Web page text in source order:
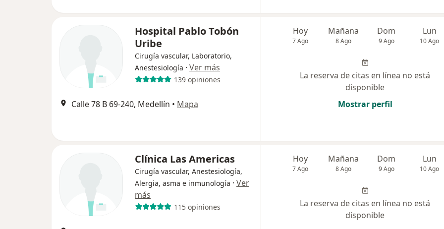
Hospital Pablo Tobón
Uribe
Cirugía vascular, Laboratorio,
Anestesiología · Ver más
139 opiniones
Calle 78 B 69-240, Medellín • Mapa
Hoy
7 Ago
Mañana
8 Ago
Dom
9 Ago
Lun
10 Ago
La reserva de citas en línea no está
disponible
Mostrar perfil
Clínica Las Americas
Cirugía vascular, Anestesiología,
Alergia, asma e inmunología · Ver
más
115 opiniones
Hoy
7 Ago
Mañana
8 Ago
Dom
9 Ago
Lun
10 Ago
La reserva de citas en línea no está
disponible